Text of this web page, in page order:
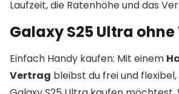
Laufzeit, die Ratenhöhe und das
Galaxy S25 Ultra
Einfach Handy kaufen: Mit einem
Vertrag bleibst du frei und